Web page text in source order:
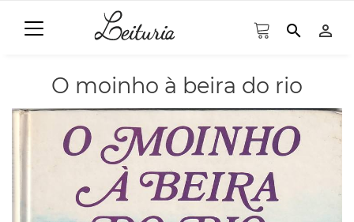
search person_outline
O moinho à beira do rio